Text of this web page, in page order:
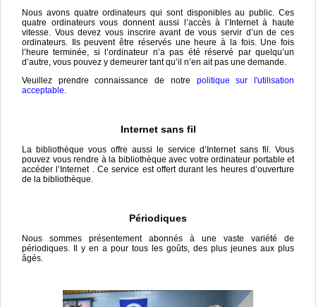
Nous avons quatre ordinateurs qui sont disponibles au public. Ces
quatre ordinateurs vous donnent aussi l’accès à l’Internet à haute
vitesse. Vous devez vous inscrire avant de vous servir d’un de ces
ordinateurs. Ils peuvent être réservés une heure à la fois. Une fois
l’heure terminée, si l’ordinateur n’a pas été réservé par quelqu’un
d’autre, vous pouvez y demeurer tant qu’il n’en ait pas une demande.
Veuillez prendre connaissance de notre politique sur l'utilisation
acceptable.
Internet sans fil
La bibliothèque vous offre aussi le service d’Internet sans fil. Vous
pouvez vous rendre à la bibliothèque avec votre ordinateur portable et
accéder l’Internet . Ce service est offert durant les heures d’ouverture
de la bibliothèque.
Périodiques
Nous sommes présentement abonnés à une vaste variété de
périodiques. Il y en a pour tous les goûts, des plus jeunes aux plus
âgés.